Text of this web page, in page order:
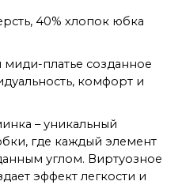
40% хлопок юбка
миди-платье созданное
комфорт и
– уникальный
где каждый элемент
углом. Виртуозное
эффект легкости и